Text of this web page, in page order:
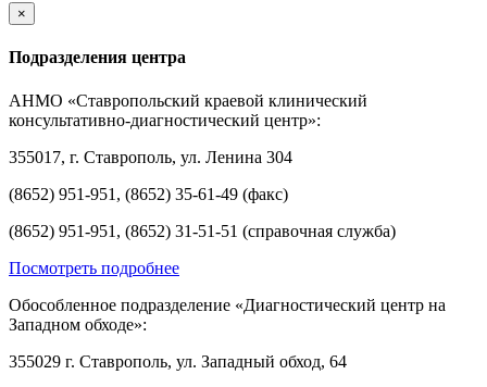
×
Подразделения центра
АНМО «Ставропольский краевой клинический
консультативно-диагностический центр»:
355017, г. Ставрополь, ул. Ленина 304
(8652) 951-951, (8652) 35-61-49 (факс)
(8652) 951-951, (8652) 31-51-51 (справочная служба)
Посмотреть подробнее
Обособленное подразделение «Диагностический центр на
Западном обходе»:
355029 г. Ставрополь, ул. Западный обход, 64